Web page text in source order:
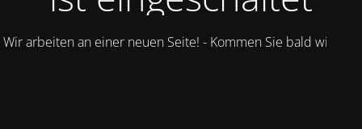
Wir arbeiten an einer neuen Seite! - Kommen Sie bald wieder.